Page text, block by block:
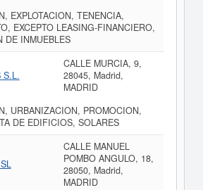
EXPLOTACION, TENENCIA,
EXCEPTO LEASING-FINANCIERO,
DE INMUEBLES
S.L.
CALLE MURCIA, 9,
28045, Madrid,
MADRID
URBANIZACION, PROMOCION,
DE EDIFICIOS, SOLARES
CALLE MANUEL
POMBO ANGULO, 18,
28050, Madrid,
MADRID